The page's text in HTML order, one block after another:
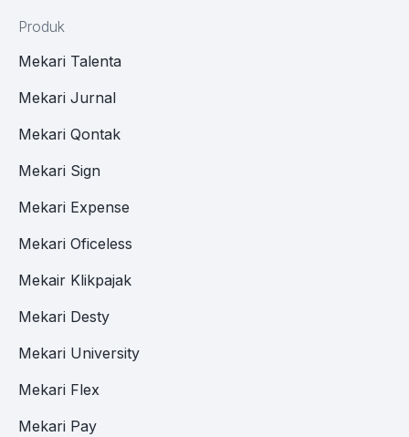
Produk
Mekari Talenta
Mekari Jurnal
Mekari Qontak
Mekari Sign
Mekari Expense
Mekari Oficeless
Mekair Klikpajak
Mekari Desty
Mekari University
Mekari Flex
Mekari Pay